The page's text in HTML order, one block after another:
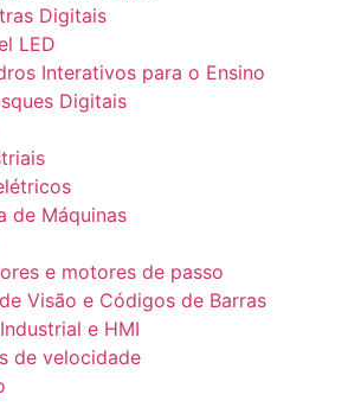
Digitais
LED
Interativos para o Ensino
Digitais
de Máquinas
e motores de passo
Visão e Códigos de Barras
e HMI
de velocidade